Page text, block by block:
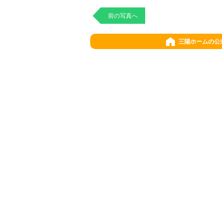
前の写真へ
三陽ホームの公